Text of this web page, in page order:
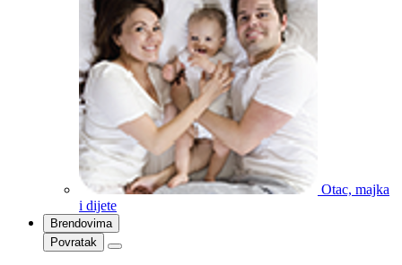
Otac, majka
i dijete
Brendovima
Povratak